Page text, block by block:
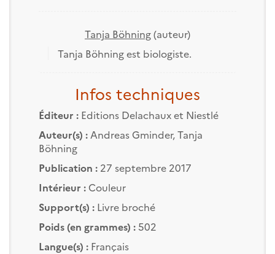
Tanja Böhning(auteur)
Tanja Böhning est biologiste.
Infos techniques
Éditeur : Editions Delachaux et Niestlé
Auteur(s) :Andreas Gminder,Tanja
Böhning
Publication :27 septembre 2017
Intérieur :Couleur
Support(s) :Livre broché
Poids (en grammes) :502
Langue(s) :Français